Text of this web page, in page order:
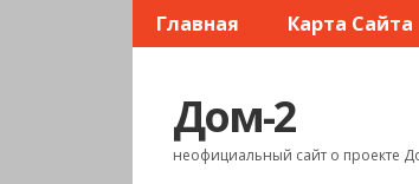
Главная Карта Сайта
Дом-2
неофициальный сайт о проекте